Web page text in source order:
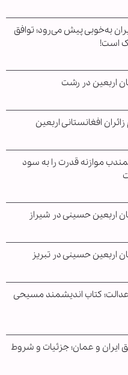
به‌خوبی پیش می‌رود؛ توافق
است!
اربعین در رشت
افغانستانی اربعین
موازنه قدرت را به سود
اربعین حسینی در شیراز
اربعین حسینی در تبریز
کتاب اندیشمند مسیحی
ایران و عمان؛ جزئیات و شروط